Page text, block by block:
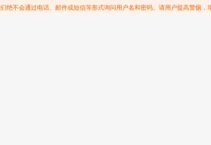
不会通过电话、邮件或短信等形式询问用户名和密码。请用户提高警惕，